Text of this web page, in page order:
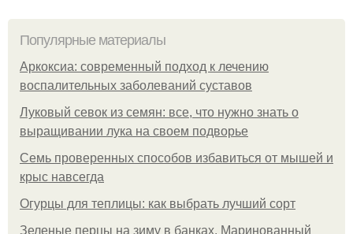
Популярные материалы
Аркоксиа: современный подход к лечению
воспалительных заболеваний суставов
Луковый севок из семян: все, что нужно знать о
выращивании лука на своем подворье
Семь проверенных способов избавиться от мышей и
крыс навсегда
Огурцы для теплицы: как выбрать лучший сорт
Зеленые перцы на зиму в банках. Маринованный